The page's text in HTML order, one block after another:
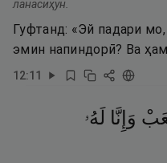
ланасиҳун.
Гуфтанд: «Эй падари
эмин напиндорӣ? Ва
12:11
وَإِنَّا لَهُۥ